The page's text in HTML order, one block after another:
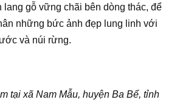
lang gỗ vững chãi bên dòng thác, để
những bức ảnh đẹp lung linh với
và núi rừng.
tại xã Nam Mẫu, huyện Ba Bể, tỉnh